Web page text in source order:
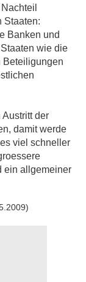
Staaten:
Banken und
wie die
Beteiligungen
der
damit werde
viel schneller
ein allgemeiner